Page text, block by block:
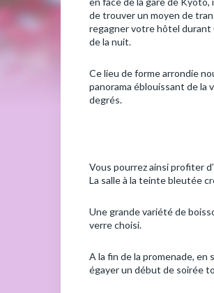
de trouver un moyen de
regagner votre hôtel durant
de la nuit.
Ce lieu de forme arrondie
panorama éblouissant de la
degrés.
Vous pourrez ainsi profiter
La salle à la teinte bleutée
Une grande variété de
verre choisi.
A la fin de la promenade, en
égayer un début de soirée